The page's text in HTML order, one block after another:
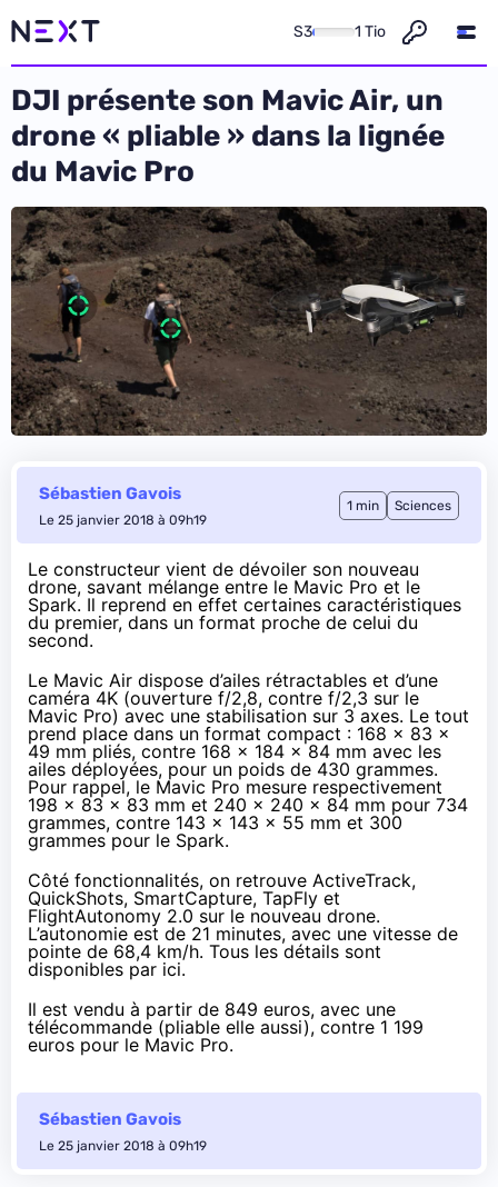
S3 1 Tio
DJI présente son Mavic Air, un
drone « pliable » dans la lignée
du Mavic Pro
Sébastien Gavois
Le 25 janvier 2018 à 09h19
1 min Sciences
Le constructeur vient de dévoiler son nouveau
drone, savant mélange entre le Mavic Pro et le
Spark. Il reprend en effet certaines caractéristiques
du premier, dans un format proche de celui du
second.
Le Mavic Air dispose d’ailes rétractables et d’une
caméra 4K (ouverture f/2,8, contre f/2,3 sur le
Mavic Pro) avec une stabilisation sur 3 axes. Le tout
prend place dans un format compact : 168 x 83 x
49 mm pliés, contre 168 x 184 x 84 mm avec les
ailes déployées, pour un poids de 430 grammes.
Pour rappel, le Mavic Pro mesure respectivement
198 x 83 x 83 mm et 240 x 240 x 84 mm pour 734
grammes, contre 143 x 143 x 55 mm et 300
grammes pour le Spark.
Côté fonctionnalités, on retrouve ActiveTrack,
QuickShots, SmartCapture, TapFly et
FlightAutonomy 2.0 sur le nouveau drone.
L’autonomie est de 21 minutes, avec une vitesse de
pointe de 68,4 km/h. Tous les détails sont
disponibles par ici.
Il est vendu à partir de 849 euros, avec une
télécommande (pliable elle aussi), contre 1 199
euros pour le Mavic Pro.
Sébastien Gavois
Le 25 janvier 2018 à 09h19